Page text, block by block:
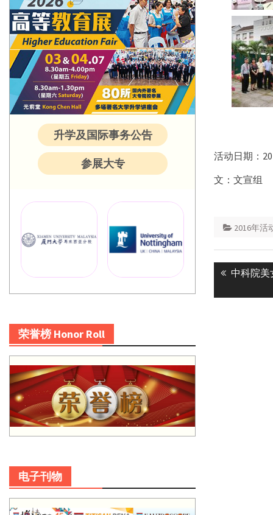
活动日期：
文：文宣组
2016年活
Post
Previous
中科院美
升学及国际事务公告
参展大专
荣誉榜 Honor Roll
电子刊物